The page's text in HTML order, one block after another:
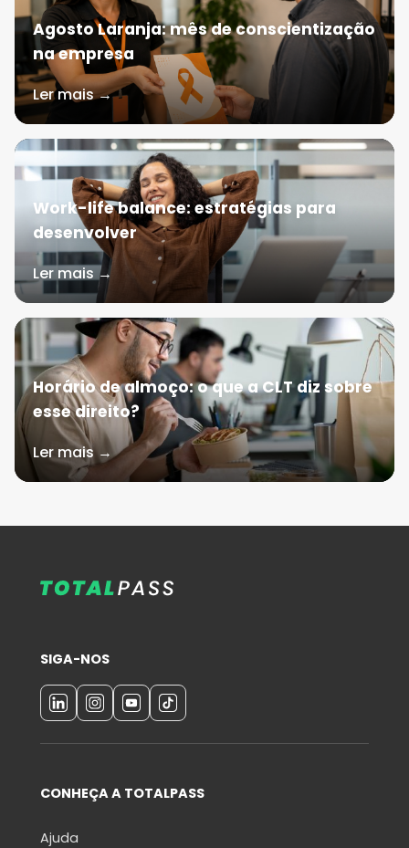
Agosto Laranja: mês de conscientização
na empresa
Ler mais →
Work-life balance: estratégias para
desenvolver
Ler mais →
Horário de almoço: o que a CLT diz sobre
esse direito?
Ler mais →
SIGA-NOS
CONHEÇA A TOTALPASS
Ajuda